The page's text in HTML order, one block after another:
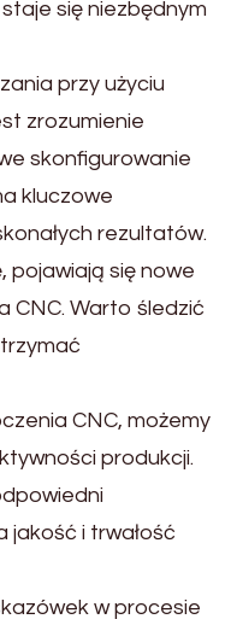
się niezbędnym
przy użyciu
zrozumienie
skonfigurowanie
kluczowe
rezultatów.
pojawiają się nowe
CNC. Warto śledzić
CNC, możemy
produkcji.
jakość i trwałość
w procesie